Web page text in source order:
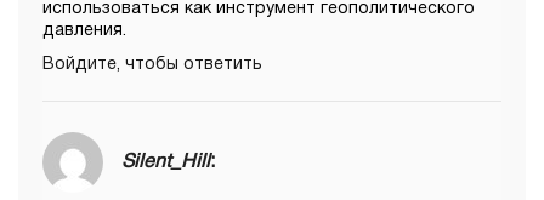
использоваться как инструмент геополитического
давления.
Войдите, чтобы ответить
Silent_Hill: